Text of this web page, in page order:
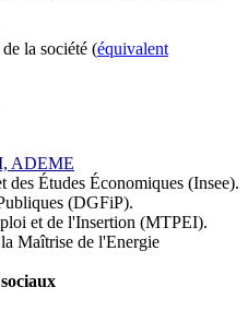
de la société (équivalent
ADEME
des Études Économiques (Insee).
(DGFiP).
et de l'Insertion (MTPEI).
Maîtrise de l'Energie